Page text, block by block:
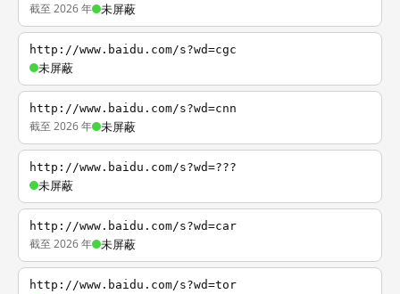
截至 2026 年 未屏蔽
http://www.baidu.com/s?wd=cgc
未屏蔽
http://www.baidu.com/s?wd=cnn
截至 2026 年 未屏蔽
http://www.baidu.com/s?wd=???
未屏蔽
http://www.baidu.com/s?wd=car
截至 2026 年 未屏蔽
http://www.baidu.com/s?wd=tor